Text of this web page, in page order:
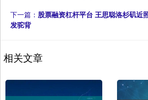
下一篇： 股票融资杠杆平台 王思聪洛杉矶近
发驼背
相关文章